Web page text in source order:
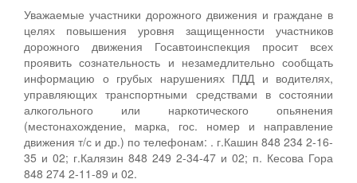
Уважаемые участники дорожного движения и граждане в
целях повышения уровня защищенности участников
дорожного движения Госавтоинспекция просит всех
проявить сознательность и незамедлительно сообщать
информацию о грубых нарушениях ПДД и водителях,
управляющих транспортными средствами в состоянии
алкогольного или наркотического опьянения
(местонахождение, марка, гос. номер и направление
движения т/с и др.) по телефонам: . г.Кашин 848 234 2-16-
35 и 02; г.Калязин 848 249 2-34-47 и 02; п. Кесова Гора
848 274 2-11-89 и 02.